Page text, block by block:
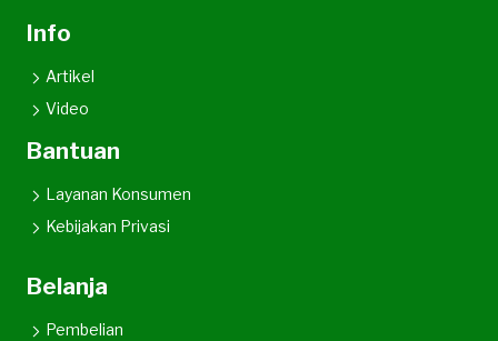
Info
Artikel
Video
Bantuan
Layanan Konsumen
Kebijakan Privasi
Belanja
Pembelian